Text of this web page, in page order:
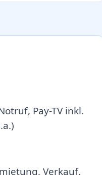
Pay-TV inkl.
Verkauf.